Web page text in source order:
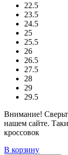
22.5
23.5
24.5
25
25.5
26
26.5
27.5
28
29
29.5
Внимание!
нашем сайте.
кроссовок
В корзину